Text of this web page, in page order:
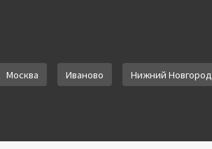
Москва Иваново Нижний Новгород